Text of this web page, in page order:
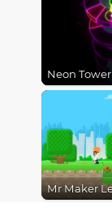
Neon Tower